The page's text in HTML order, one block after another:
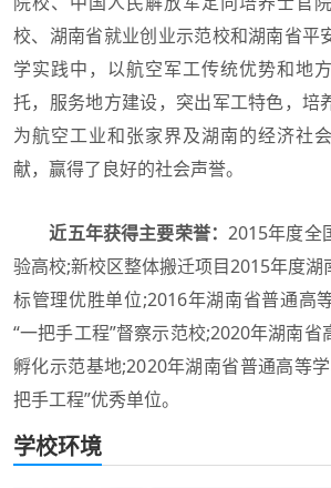
校、湖南省就业创业示范校和湖南省平
学实践中，以航空军工传统优势和地
托，服务地方建设，突出军工特色，培
为航空工业和张家界及湖南的经济社
献，赢得了良好的社会声誉。
近五年获得主要荣誉：2015年度全
验高校;新校区整体搬迁项目2015年度湖
标管理优胜单位;2016年湖南省普通高
“一把手工程”督察示范校;2020年湖南省
孵化示范基地;2020年湖南省普通高等
把手工程”优秀单位。
学校环境